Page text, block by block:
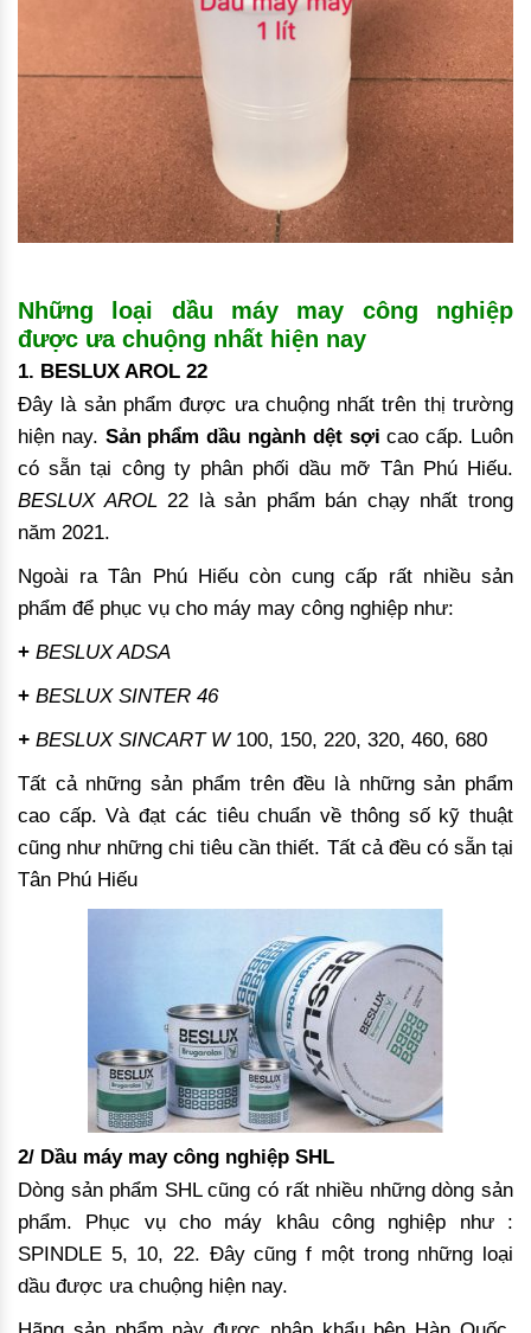
Những loại dầu máy may công nghiệp
được ưa chuộng nhất hiện nay
1. BESLUX AROL 22
Đây là sản phẩm được ưa chuộng nhất trên thị trường
hiện nay. Sản phẩm dầu ngành dệt sợi cao cấp. Luôn
có sẵn tại công ty phân phối dầu mỡ Tân Phú Hiếu.
BESLUX AROL22 là sản phẩm bán chạy nhất trong
năm 2021.
Ngoài ra Tân Phú Hiếu còn cung cấp rất nhiều sản
phẩm để phục vụ cho máy may công nghiệp như:
+ BESLUX ADSA
+ BESLUX SINTER 46
+ BESLUX SINCART W 100, 150, 220, 320, 460, 680
Tất cả những sản phẩm trên đều là những sản phẩm
cao cấp. Và đạt các tiêu chuẩn về thông số kỹ thuật
cũng như những chi tiêu cần thiết. Tất cả đều có sẵn tại
Tân Phú Hiếu
2/ Dầu máy may công nghiệp SHL
Dòng sản phẩm SHL cũng có rất nhiều những dòng sản
phẩm. Phục vụ cho máy khâu công nghiệp như :
SPINDLE 5, 10, 22. Đây cũng f một trong những loại
dầu được ưa chuộng hiện nay.